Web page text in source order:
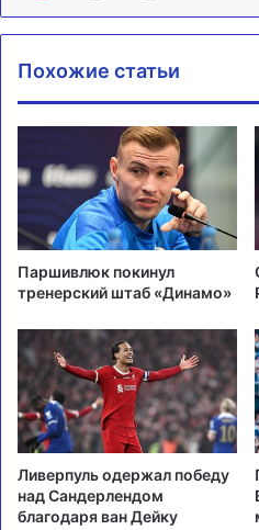
Похожие статьи
Паршивлюк покинул
тренерский штаб «Динамо»
Ливерпуль одержал победу
над Сандерлендом
благодаря ван Дейку